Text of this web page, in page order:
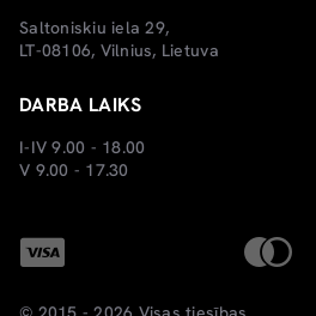
Saltoniskiu iela 29,
LT-08106, Vilnius, Lietuva
DARBA LAIKS
I-IV 9.00 - 18.00
V 9.00 - 17.30